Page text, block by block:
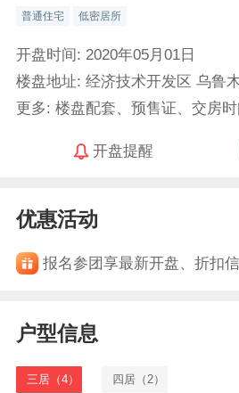
普通住宅 低密居所
开盘时间: 2020年05月01日
楼盘地址: 经济技术开发区 乌鲁
更多: 楼盘配套、预售证、交房
开盘提醒
优惠活动
报名参团享最新开盘、折扣
户型信息
三居（4） 四居（2）